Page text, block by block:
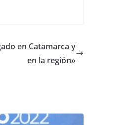
en Catamarca y
en la región»